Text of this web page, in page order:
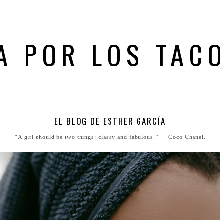
POR LOS
EL BLOG DE ESTHER GARCÍA
“A girl should be two things: classy and fabulous.” ― Coco Chanel.